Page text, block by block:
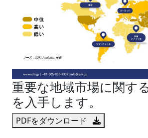
重要な地域市場に関す
を入手します。
PDFをダウンロード